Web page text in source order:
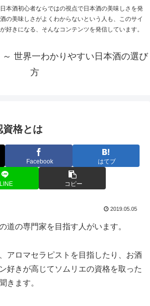
本酒初心者ならではの視点で日本酒の美味しさを発
の美味しさがよくわからないという人も、このサイ
好きになる、そんなコンテンツを発信しています。
世界一わかりやすい日本酒の選び
方
資格とは
Facebook はてブ
LINE コピー
2019.05.05
道の専門家を目指す人がいます。
アロマセラピストを目指したり、お酒
好きが高じてソムリエの資格を取った
きます。